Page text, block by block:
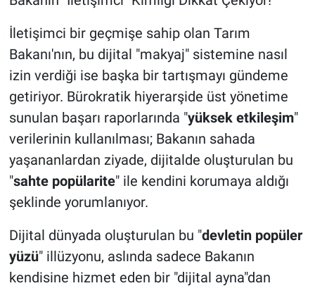
İletişimci bir geçmişe sahip olan Tarım
Bakanı'nın, bu dijital "makyaj" sistemine nasıl
izin verdiği ise başka bir tartışmayı gündeme
getiriyor. Bürokratik hiyerarşide üst yönetime
sunulan başarı raporlarında "yüksek etkileşim"
verilerinin kullanılması; Bakanın sahada
yaşananlardan ziyade, dijitalde oluşturulan bu
"sahte popülarite" ile kendini korumaya aldığı
şeklinde yorumlanıyor.
Dijital dünyada oluşturulan bu "devletin popüler
yüzü" illüzyonu, aslında sadece Bakanın
kendisine hizmet eden bir "dijital ayna"dan